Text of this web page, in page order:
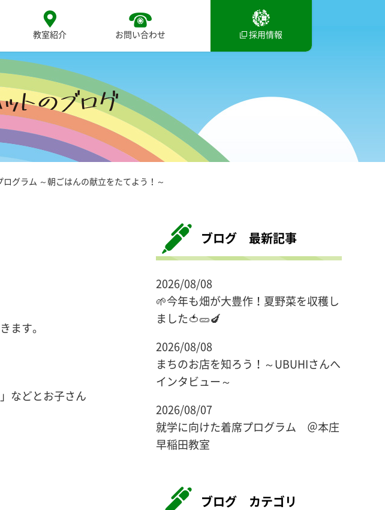
教室紹介 お問い合わせ 採用情報
ログラム ～朝ごはんの献立をたてよう！～
ます。
などとお子さん
ブログ 最新記事
2026/08/08
🌱今年も畑が大豊作！夏野菜を収穫し
ました🍅🥒🍆
2026/08/08
まちのお店を知ろう！～UBUHIさんへ
インタビュー～
2026/08/07
就学に向けた着席プログラム ＠本庄
早稲田教室
ブログ カテゴリ